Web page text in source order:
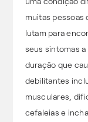
muitas pessoas
lutam para
seus sintomas a
duração que
debilitantes
musculares,
cefaleias e